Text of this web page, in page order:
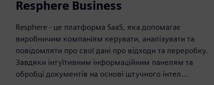
Resphere Business
Resphere - це платформа SaaS, яка допомагає
виробничим компаніям керувати, аналізувати та
повідомляти про свої дані про відходи та переробку.
Завдяки інтуїтивним інформаційним панелям та
обробці документів на основі штучного інтел...